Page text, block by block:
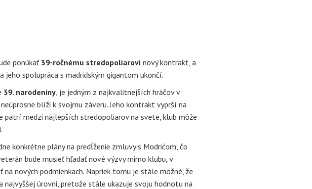
ponúkať 39-ročnému stredopoliarovi nový kontrakt, a
jeho spolupráca s madridským gigantom ukončí.
39. narodeniny , je jedným z najkvalitnejších hráčov v
blíži k svojmu záveru. Jeho kontrakt vyprší na
patrí medzi najlepších stredopoliarov na svete, klub môže
konkrétne plány na predĺženie zmluvy s Modrićom, čo
bude musieť hľadať nové výzvy mimo klubu, v
na nových podmienkach. Napriek tomu je stále možné, že
najvyššej úrovni, pretože stále ukazuje svoju hodnotu na